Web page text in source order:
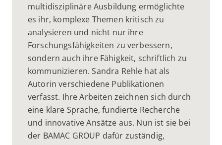
multidisziplinäre Ausbildung ermöglichte
es ihr, komplexe Themen kritisch zu
analysieren und nicht nur ihre
Forschungsfähigkeiten zu verbessern,
sondern auch ihre Fähigkeit, schriftlich zu
kommunizieren. Sandra Rehle hat als
Autorin verschiedene Publikationen
verfasst. Ihre Arbeiten zeichnen sich durch
eine klare Sprache, fundierte Recherche
und innovative Ansätze aus. Nun ist sie bei
der BAMAC GROUP dafür zuständig,